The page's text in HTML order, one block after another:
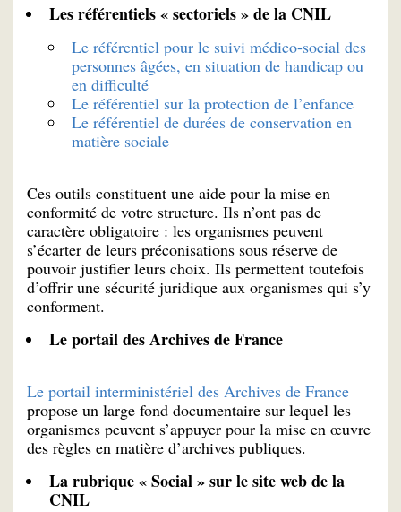
Les référentiels « sectoriels » de la CNIL
Le référentiel pour le suivi médico-social des
personnes âgées, en situation de handicap ou
en difficulté
Le référentiel sur la protection de l’enfance
Le référentiel de durées de conservation en
matière sociale
Ces outils constituent une aide pour la mise en
conformité de votre structure. Ils n’ont pas de
caractère obligatoire : les organismes peuvent
s’écarter de leurs préconisations sous réserve de
pouvoir justifier leurs choix. Ils permettent toutefois
d’offrir une sécurité juridique aux organismes qui s’y
conforment.
Le portail des Archives de France
Le portail interministériel des Archives de France
propose un large fond documentaire sur lequel les
organismes peuvent s’appuyer pour la mise en œuvre
des règles en matière d’archives publiques.
La rubrique « Social » sur le site web de la
CNIL